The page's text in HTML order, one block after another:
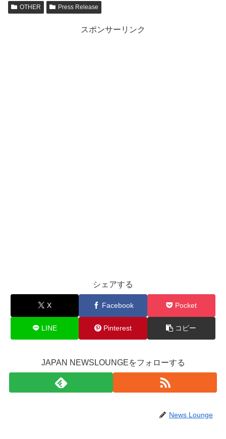
OTHER Press Release
スポンサーリンク
シェアする
X Facebook Pocket
LINE Pinterest コピー
JAPAN NEWSLOUNGEをフォローする
News Lounge